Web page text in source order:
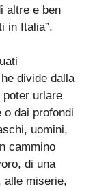
altre e ben
in Italia”.
divide dalla
poter urlare
o dai profondi
uomini,
cammino
di una
alle miserie,